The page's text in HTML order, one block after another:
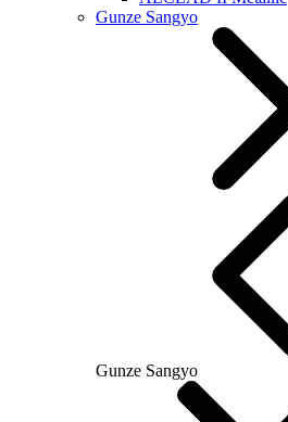
Gunze Sangyo
Gunze Sangyo